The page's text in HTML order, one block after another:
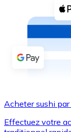
Coupons
Achetez
Acheter
Virement
Utilisez les
Acheter sushi
Effectuez votre